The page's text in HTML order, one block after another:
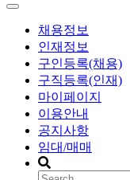
채용정보
인재정보
구인등록(채용)
구직등록(인재)
마이페이지
이용안내
공지사항
임대/매매